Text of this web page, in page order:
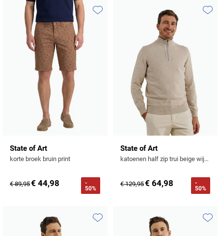
State of Art
korte broek bruin print
€ 89,95€ 44,98
-
50%
Toevoegen aan favorieten
State of Art
katoenen half zip trui beige wijde fit gemeleerd
€ 129,95€ 64,98
-
50%
Toevoegen aan favorieten